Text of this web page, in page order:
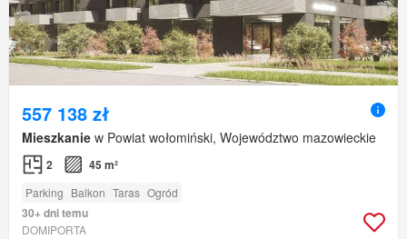
557 138 zł
Mieszkanie w Powiat wołomiński, Województwo mazowieckie
2 45 m²
Parking Balkon Taras Ogród
30+ dni temu
DOMIPORTA